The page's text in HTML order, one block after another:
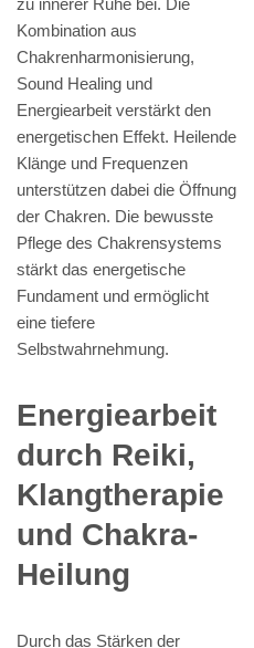
Kombination aus
Chakrenharmonisierung,
Sound Healing und
Energiearbeit verstärkt den
energetischen Effekt. Heilende
Klänge und Frequenzen
unterstützen dabei die Öffnung
der Chakren. Die bewusste
Pflege des Chakrensystems
stärkt das energetische
Fundament und ermöglicht
eine tiefere
Selbstwahrnehmung.
Energiearbeit
durch Reiki,
Klangtherapie
und Chakra-
Heilung
Durch das Stärken der